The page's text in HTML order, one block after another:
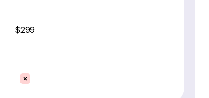
$299